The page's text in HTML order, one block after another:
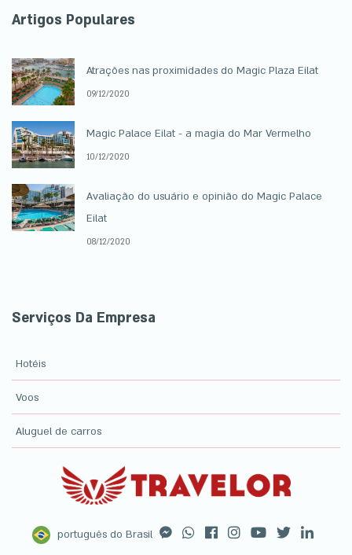
Artigos Populares
Atrações nas proximidades do Magic Plaza Eilat
09/12/2020
Magic Palace Eilat - a magia do Mar Vermelho
10/12/2020
Avaliação do usuário e opinião do Magic Palace
Eilat
08/12/2020
Serviços Da Empresa
Hotéis
Voos
Aluguel de carros
português do Brasil